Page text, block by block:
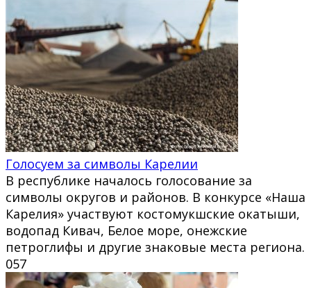
Голосуем за символы Карелии
В республике началось голосование за
символы округов и районов. В конкурсе «Наша
Карелия» участвуют костомукшские окатыши,
водопад Кивач, Белое море, онежские
петроглифы и другие знаковые места региона.
057